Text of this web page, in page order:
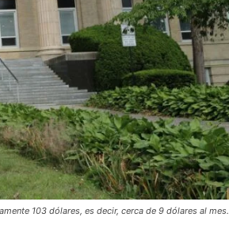
103 dólares, es decir, cerca de 9 dólares al mes.